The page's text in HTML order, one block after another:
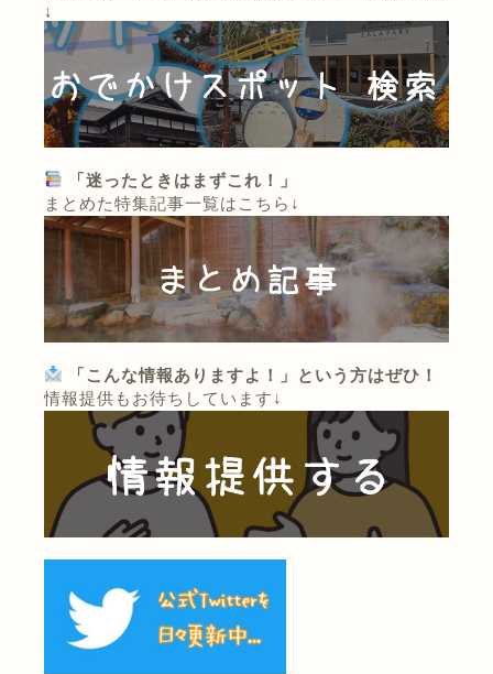
↓
「迷ったときはまずこれ！」
まとめた特集記事一覧はこちら↓
「こんな情報ありますよ！」という方はぜひ！
情報提供もお待ちしています↓